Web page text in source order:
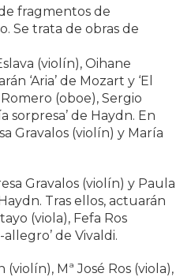
fragmentos de
Se trata de obras de
(violín), Oihane
‘Aria’ de Mozart y ‘El
(oboe), Sergio
sorpresa’ de Haydn. En
Gravalos (violín) y María
Gravalos (violín) y Paula
Tras ellos, actuarán
(viola), Fefa Ros
de Vivaldi.
Mª José Ros (viola),